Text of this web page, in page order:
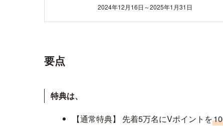
2024年12月16日～2025年1月31日
要点
特典は、
【通常特典】 先着5万名にVポイントを